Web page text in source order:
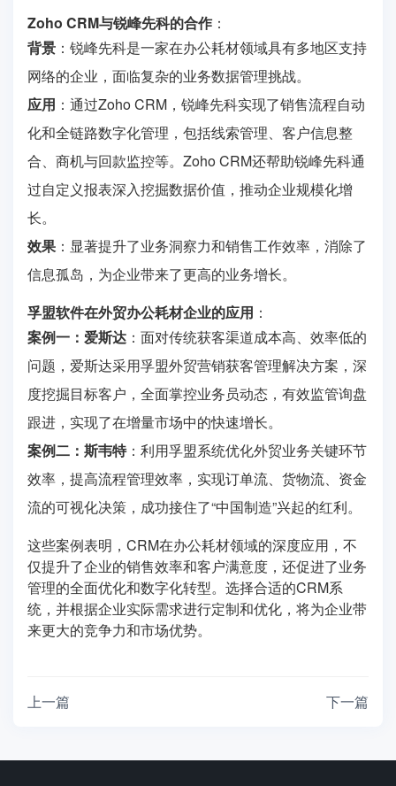
Zoho CRM与锐峰先科的合作 ：
背景 ：锐峰先科是一家在办公耗材领域具有多地区支持
网络的企业，面临复杂的业务数据管理挑战。
应用 ：通过Zoho CRM，锐峰先科实现了销售流程自动
化和全链路数字化管理，包括线索管理、客户信息整
合、商机与回款监控等。Zoho CRM还帮助锐峰先科通
过自定义报表深入挖掘数据价值，推动企业规模化增
长。
效果 ：显著提升了业务洞察力和销售工作效率，消除了
信息孤岛，为企业带来了更高的业务增长。
孚盟软件在外贸办公耗材企业的应用 ：
案例一：爱斯达 ：面对传统获客渠道成本高、效率低的
问题，爱斯达采用孚盟外贸营销获客管理解决方案，深
度挖掘目标客户，全面掌控业务员动态，有效监管询盘
跟进，实现了在增量市场中的快速增长。
案例二：斯韦特：利用孚盟系统优化外贸业务关键环节
效率，提高流程管理效率，实现订单流、货物流、资金
流的可视化决策，成功接住了“中国制造”兴起的红利。
这些案例表明，CRM在办公耗材领域的深度应用，不
仅提升了企业的销售效率和客户满意度，还促进了业务
管理的全面优化和数字化转型。选择合适的CRM系
统，并根据企业实际需求进行定制和优化，将为企业带
来更大的竞争力和市场优势。
上一篇 下一篇